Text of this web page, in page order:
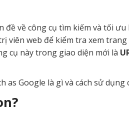
đề về công cụ tìm kiếm và tối
viên web để kiểm tra xem
cụ này trong giao diện mới là
as Google là gì và cách sử